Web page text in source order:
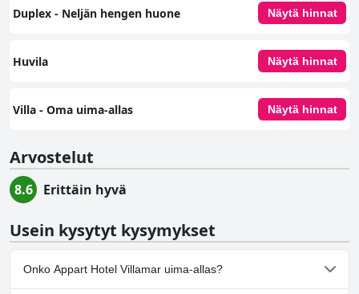
Duplex - Neljän hengen huone Näytä hinnat
Huvila Näytä hinnat
Villa - Oma uima-allas Näytä hinnat
Arvostelut
8.6 Erittäin hyvä
Usein kysytyt kysymykset
Onko Appart Hotel Villamar uima-allas?